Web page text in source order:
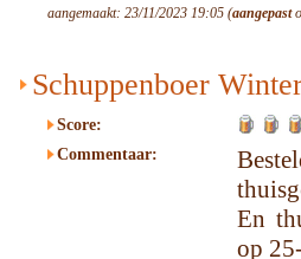
aangemaakt: 23/11/2023 19:05 (aangepast
Schuppenboer
Score:
Commentaar:
En
op